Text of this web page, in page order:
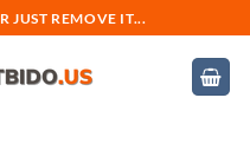
JUST REMOVE IT...